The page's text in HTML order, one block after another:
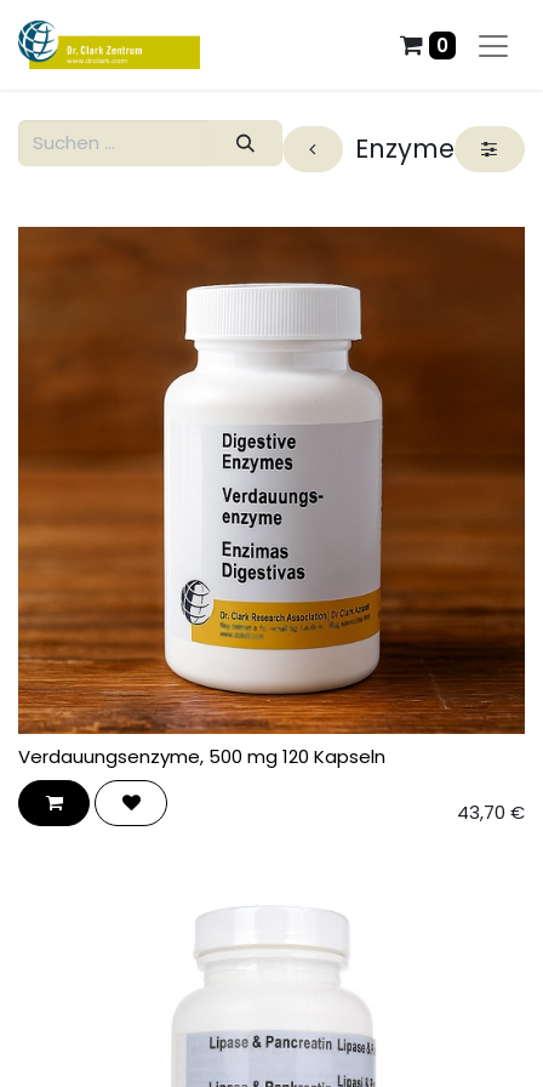
0
Enzyme
Verdauungsenzyme, 500 mg 120 Kapseln
43,70 €